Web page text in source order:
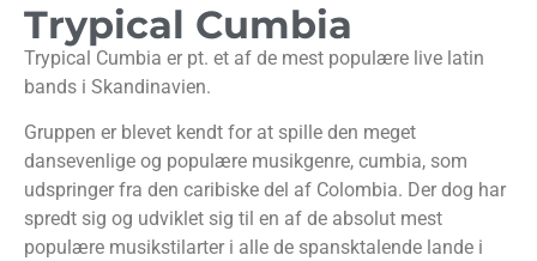
Trypical Cumbia
Trypical Cumbia er pt. et af de mest populære live latin
bands i Skandinavien.
Gruppen er blevet kendt for at spille den meget
dansevenlige og populære musikgenre, cumbia, som
udspringer fra den caribiske del af Colombia. Der dog har
spredt sig og udviklet sig til en af de absolut mest
populære musikstilarter i alle de spansktalende lande i